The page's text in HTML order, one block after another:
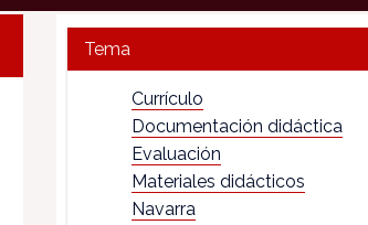
Tema
Currículo
Documentación didáctica
Evaluación
Materiales didácticos
Navarra